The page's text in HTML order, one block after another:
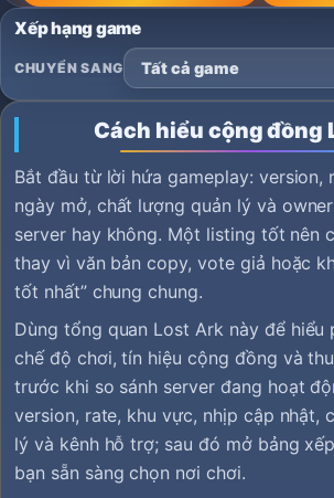
Xếp hạng game
CHUYỂN SANG
Cách hiểu cộng đồng
Bắt đầu từ lời hứa gameplay: version,
ngày mở, chất lượng quản lý và
server hay không. Một listing tốt nên
thay vì văn bản copy, vote giả hoặc
tốt nhất” chung chung.
Dùng tổng quan Lost Ark này để hiểu
chế độ chơi, tín hiệu cộng đồng và
trước khi so sánh server đang hoạt
version, rate, khu vực, nhịp cập nhật,
lý và kênh hỗ trợ; sau đó mở bảng
bạn sẵn sàng chọn nơi chơi.